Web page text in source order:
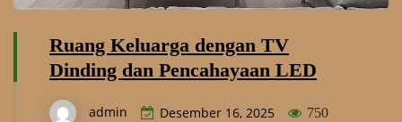
Ruang Keluarga dengan TV
Dinding dan Pencahayaan LED
admin Desember 16, 2025 750